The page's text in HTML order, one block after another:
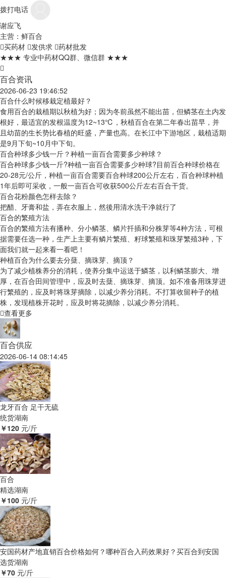
拨打电话
谢应飞
主营：鲜百合
买药材 发供求 药材批发
★★★ 专业中药材QQ群、微信群 ★★★
百合资讯
2026-06-23 19:46:52
百合什么时候移栽定植最好？
食用百合的栽植期以秋植为好；因为冬前虽然不能出苗，但鳞茎在土内发
根好，最适宜的发根温度为12~13℃，秋植百合在第二年春出苗早，并
且幼苗的生长势比春植的旺盛，产量也高。在长江中下游地区，栽植适期
是9月下旬~10月中下旬。
百合种球多少钱一斤？种植一亩百合需要多少种球？
百合种球多少钱一斤?种植一亩百合需要多少种球?目前百合种球价格在
20-28元/公斤，种植一亩百合需要百合种球200公斤左右，百合种球种植
1年后即可采收，一般一亩百合可收获500公斤左右百合干货。
百合花粉颜色怎样去除？
把醋、牙膏和盐，弄在衣服上，然後用清水洗干净就行了
百合的繁殖方法
百合的繁殖方法有播种、分小鳞茎、鳞片扦插和分株芽等4种方法，可根
据需要任选一种，生产上主要有鳞片繁殖、籽球繁殖和珠芽繁殖3种，下
面我们就一起来看一看吧！
种植百合为什么要去分蘖、摘珠芽、摘顶？
为了减少植株养分的消耗，使养分集中运送于鱗茎，以利鳞茎膨大、增
厚，在百合田间管理中，应及时去蘖、摘珠芽、摘顶。如不准备用珠芽进
行繁殖的，应及时将珠芽摘除，以减少养分消耗。不打算收留种子的植
株，发现植株开花时，应及时将花摘除，以减少养分消耗。
查看更多
百合供应
2026-06-14 08:14:45
龙牙百合 足干无硫
统货湖南
￥120 元/斤
百合
精选湖南
￥100 元/斤
安国药材产地直销百合价格如何？哪种百合入药效果好？买百合到安国
选货湖南
￥70 元/斤